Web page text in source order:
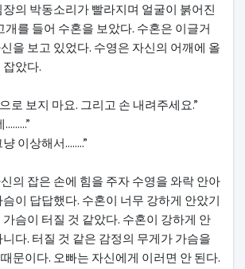
의 박동소리가 빨라지며 얼굴이 붉어진
개를 들어 수혼을 보았다. 수혼은 이글거
을 보고 있었다. 수영은 자신의 어깨에 올
았다.
로 보지 마요. 그리고 손 내려주세요.”
이상해서........”
의 잡은 손에 힘을 주자 수영을 와락 안아
이 답답했다. 수혼이 너무 강하게 안았기
슴이 터질 것 같았다. 수혼이 강하게 안
다. 터질 것 같은 감정의 무게가 가슴을
문이다. 오빠는 자신에게 이러면 안 된다.